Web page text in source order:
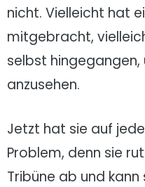
nicht. Vielleicht hat
mitgebracht,
selbst hingegangen,
anzusehen.
Jetzt hat sie auf
Problem, denn sie
Tribüne ab und